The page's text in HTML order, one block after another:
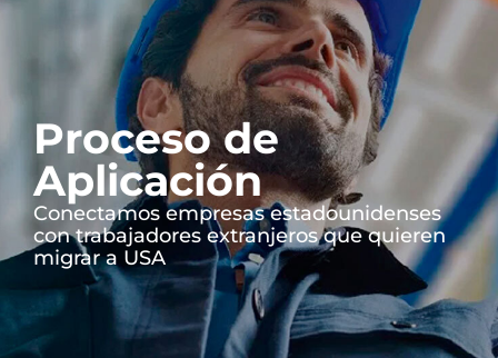
Proceso de
Aplicación
Conectamos empresas estadounidenses
con trabajadores extranjeros que quieren
migrar a USA